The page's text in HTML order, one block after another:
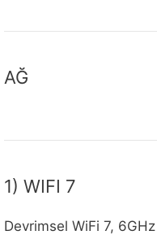
AĞ
1) WIFI 7
Devrimsel WiFi 7,